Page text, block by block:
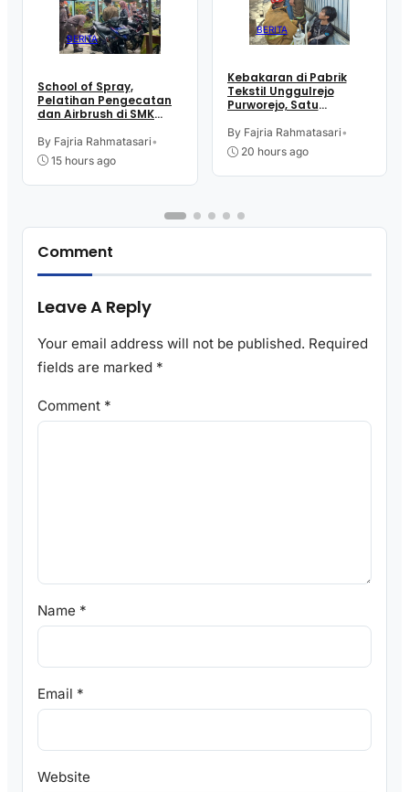
BERITA
School of Spray,
Pelatihan Pengecatan
dan Airbrush di SMK
Kutoarjo
By Fajria Rahmatasari•
15 hours ago
BERITA
Kebakaran di Pabrik
Tekstil Unggulrejo
Purworejo, Satu
Tulang, Petugas
Damkar Sesak Nafas
By Fajria Rahmatasari•
20 hours ago
Comment
Leave A Reply
Your email address will not be published. Required
fields are marked *
Comment *
Name *
Email *
Website